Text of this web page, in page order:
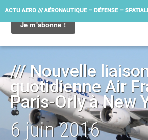
ACTU AERO /// AÉRONAUTIQUE – DÉFENSE –
/// Nouvelle
quotidienne Air
Paris-Orly à New
6 juin 2016